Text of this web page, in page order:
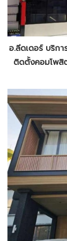
อ.ลีดเดอร์ บริก
ติดตั้งคอมโพสิ